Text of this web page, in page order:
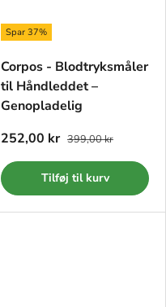
Spar 37%
Corpos - Blodtryksmåler
til Håndleddet –
Genopladelig
252,00 kr 399,00 kr
Tilføj til kurv